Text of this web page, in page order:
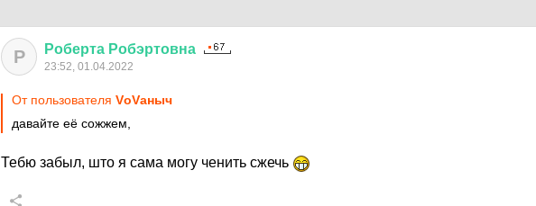
Р Роберта Робэртовна
23:52, 01.04.2022
От пользователя VоVаныч
давайте её сожжем,
Тебю забыл, што я сама могу ченить сжечь